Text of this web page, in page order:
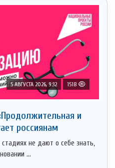
5 АВГУСТА 2026, 9:32 1518
и
россиянам
не дают о себе знать,
...